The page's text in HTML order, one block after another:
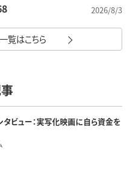
2026/8/3
覧はこちら
タビュー：実写化映画に自ら資金を